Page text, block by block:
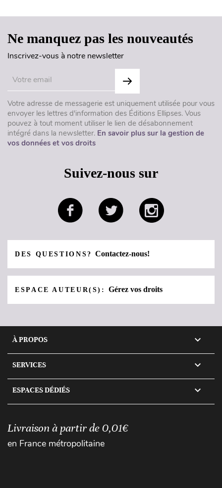
Ne manquez pas les nouveautés
Inscrivez-vous à notre newsletter
Votre adresse de messagerie est uniquement utilisée pour vous
envoyer les lettres d'information des Éditions Ellipses. Vous
pouvez à tout moment utiliser le lien de désabonnement
intégré dans la newsletter. En savoir plus sur la gestion de
vos données et vos droits
Suivez-nous sur
DES QUESTIONS?Contactez-nous!
ESPACE AUTEUR(S):Gérez vos droits
À PROPOS 
SERVICES 
ESPACES DÉDIÉS 
Livraison à partir de 0,01€
en France métropolitaine